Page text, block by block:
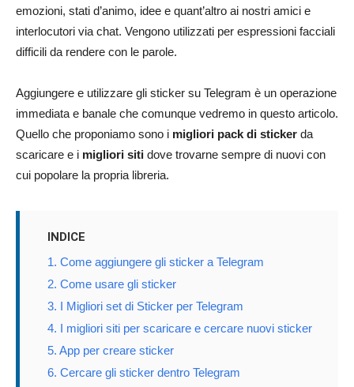
emozioni, stati d’animo, idee e quant’altro ai nostri amici e
interlocutori via chat. Vengono utilizzati per espressioni facciali
difficili da rendere con le parole.
Aggiungere e utilizzare gli sticker su Telegram è un operazione
immediata e banale che comunque vedremo in questo articolo.
Quello che proponiamo sono i migliori pack di sticker da
scaricare e i migliori siti dove trovarne sempre di nuovi con
cui popolare la propria libreria.
INDICE
1. Come aggiungere gli sticker a Telegram
2. Come usare gli sticker
3. I Migliori set di Sticker per Telegram
4. I migliori siti per scaricare e cercare nuovi sticker
5. App per creare sticker
6. Cercare gli sticker dentro Telegram